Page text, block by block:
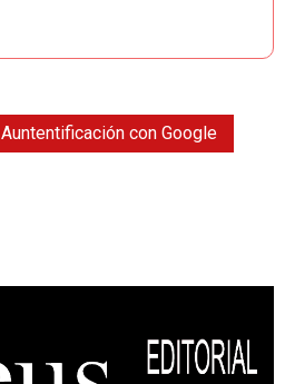
Auntentificación con Google